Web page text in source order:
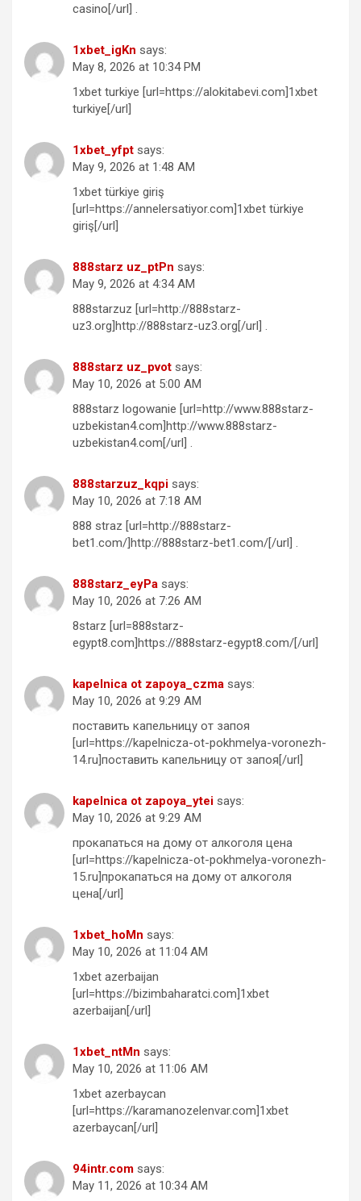
casino[/url] .
1xbet_igKn says:
May 8, 2026 at 10:34 PM
1xbet turkiye [url=https://alokitabevi.com]1xbet
turkiye[/url]
1xbet_yfpt says:
May 9, 2026 at 1:48 AM
1xbet türkiye giriş
[url=https://annelersatiyor.com]1xbet türkiye
giriş[/url]
888starz uz_ptPn says:
May 9, 2026 at 4:34 AM
888starzuz [url=http://888starz-
uz3.org]http://888starz-uz3.org[/url] .
888starz uz_pvot says:
May 10, 2026 at 5:00 AM
888starz logowanie [url=http://www.888starz-
uzbekistan4.com]http://www.888starz-
uzbekistan4.com[/url] .
888starzuz_kqpi says:
May 10, 2026 at 7:18 AM
888 straz [url=http://888starz-
bet1.com/]http://888starz-bet1.com/[/url] .
888starz_eyPa says:
May 10, 2026 at 7:26 AM
8starz [url=888starz-
egypt8.com]https://888starz-egypt8.com/[/url]
kapelnica ot zapoya_czma says:
May 10, 2026 at 9:29 AM
поставить капельницу от запоя
[url=https://kapelnicza-ot-pokhmelya-voronezh-
14.ru]поставить капельницу от запоя[/url]
kapelnica ot zapoya_ytei says:
May 10, 2026 at 9:29 AM
прокапаться на дому от алкоголя цена
[url=https://kapelnicza-ot-pokhmelya-voronezh-
15.ru]прокапаться на дому от алкоголя
цена[/url]
1xbet_hoMn says:
May 10, 2026 at 11:04 AM
1xbet azerbaijan
[url=https://bizimbaharatci.com]1xbet
azerbaijan[/url]
1xbet_ntMn says:
May 10, 2026 at 11:06 AM
1xbet azerbaycan
[url=https://karamanozelenvar.com]1xbet
azerbaycan[/url]
94intr.com says:
May 11, 2026 at 10:34 AM